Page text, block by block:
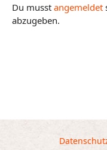
Du musst angemeldet
abzugeben.